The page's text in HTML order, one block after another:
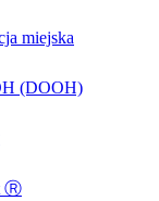
miejska
(DOOH)
Ⓡ